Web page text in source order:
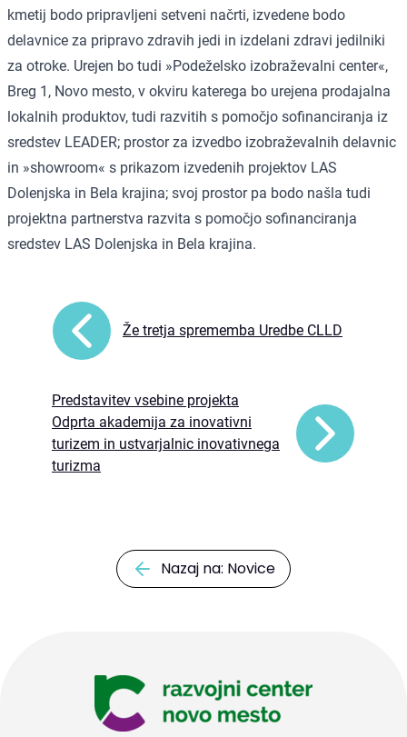
kmetij bodo pripravljeni setveni načrti, izvedene bodo
delavnice za pripravo zdravih jedi in izdelani zdravi jedilniki
za otroke. Urejen bo tudi »Podeželsko izobraževalni center«,
Breg 1, Novo mesto, v okviru katerega bo urejena prodajalna
lokalnih produktov, tudi razvitih s pomočjo sofinanciranja iz
sredstev LEADER; prostor za izvedbo izobraževalnih delavnic
in »showroom« s prikazom izvedenih projektov LAS
Dolenjska in Bela krajina; svoj prostor pa bodo našla tudi
projektna partnerstva razvita s pomočjo sofinanciranja
sredstev LAS Dolenjska in Bela krajina.
Že tretja sprememba Uredbe CLLD
Predstavitev vsebine projekta
Odprta akademija za inovativni
turizem in ustvarjalnic inovativnega
turizma
Nazaj na: Novice